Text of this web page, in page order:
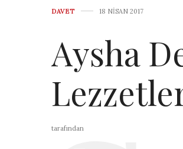
DAVET 18 NISAN 2017
Aysha
tarafından